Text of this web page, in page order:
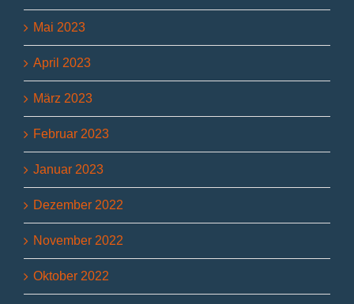
Mai 2023
April 2023
März 2023
Februar 2023
Januar 2023
Dezember 2022
November 2022
Oktober 2022